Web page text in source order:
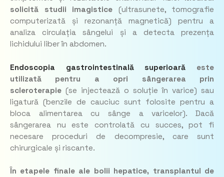
solicită studii imagistice (ultrasunete, tomografie
computerizată și rezonanță magnetică) pentru a
analiza circulația sângelui și a detecta prezența
lichidului liber în abdomen.
Endoscopia gastrointestinală superioară este
utilizată pentru a opri sângerarea
prin
scleroterapie (se injectează o soluție în varice) sau
ligatură (benzile de cauciuc sunt folosite pentru a
bloca alimentarea cu sânge a varicelor). Dacă
sângerarea nu este controlată cu succes, pot fi
necesare proceduri de decompresie, care sunt
chirurgicale și riscante.
În etapele finale ale bolii hepatice, transplantul de